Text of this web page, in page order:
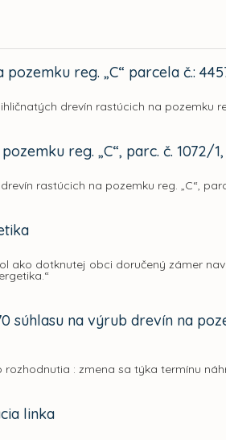
reg. „C“ parcela č.:
drevín rastúcich na pozemku
reg. „C“, parc. č. 1072/
rastúcich na pozemku reg. „C“,
ako dotknutej obci doručený zámer
na výrub drevín na
: zmena sa týka termínu
linka